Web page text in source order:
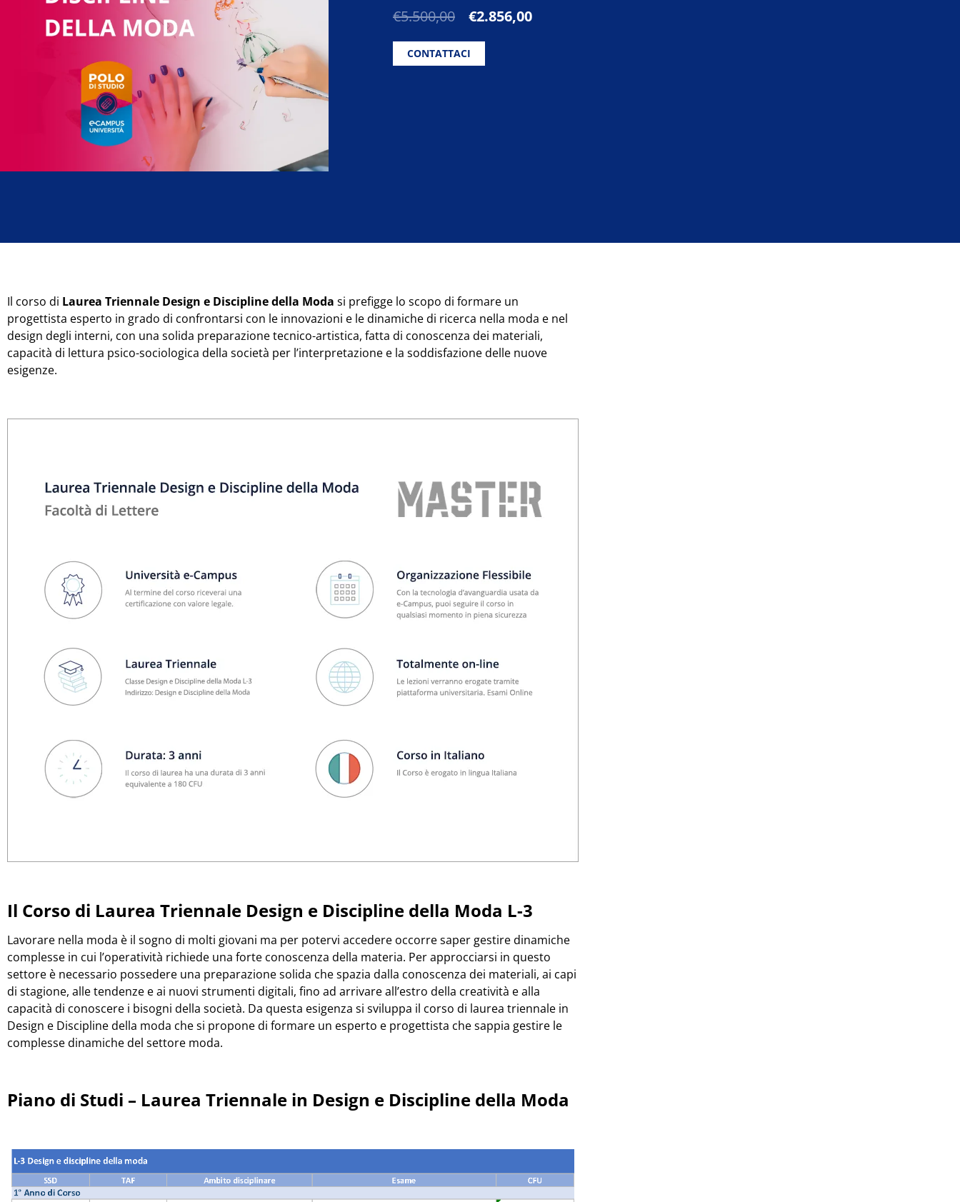
€5.500,00
Il
originale
era:
€2.856,00Il
CONTATTACI
Il corso di Laurea Triennale Design e Discipline della Moda si prefigge lo scopo di formare un
progettista esperto in grado di confrontarsi con le innovazioni e le dinamiche di ricerca nella moda e nel
design degli interni, con una solida preparazione tecnico-artistica, fatta di conoscenza dei materiali,
capacità di lettura psico-sociologica della società per l’interpretazione e la soddisfazione delle nuove
esigenze.
Il Corso di Laurea Triennale Design e Discipline della Moda L-3
Lavorare nella moda è il sogno di molti giovani ma per potervi accedere occorre saper gestire dinamiche
complesse in cui l’operatività richiede una forte conoscenza della materia. Per approcciarsi in questo
settore è necessario possedere una preparazione solida che spazia dalla conoscenza dei materiali, ai capi
di stagione, alle tendenze e ai nuovi strumenti digitali, fino ad arrivare all’estro della creatività e alla
capacità di conoscere i bisogni della società. Da questa esigenza si sviluppa il corso di laurea triennale in
Design e Discipline della moda che si propone di formare un esperto e progettista che sappia gestire le
complesse dinamiche del settore moda.
Piano di Studi – Laurea Triennale in Design e Discipline della Moda